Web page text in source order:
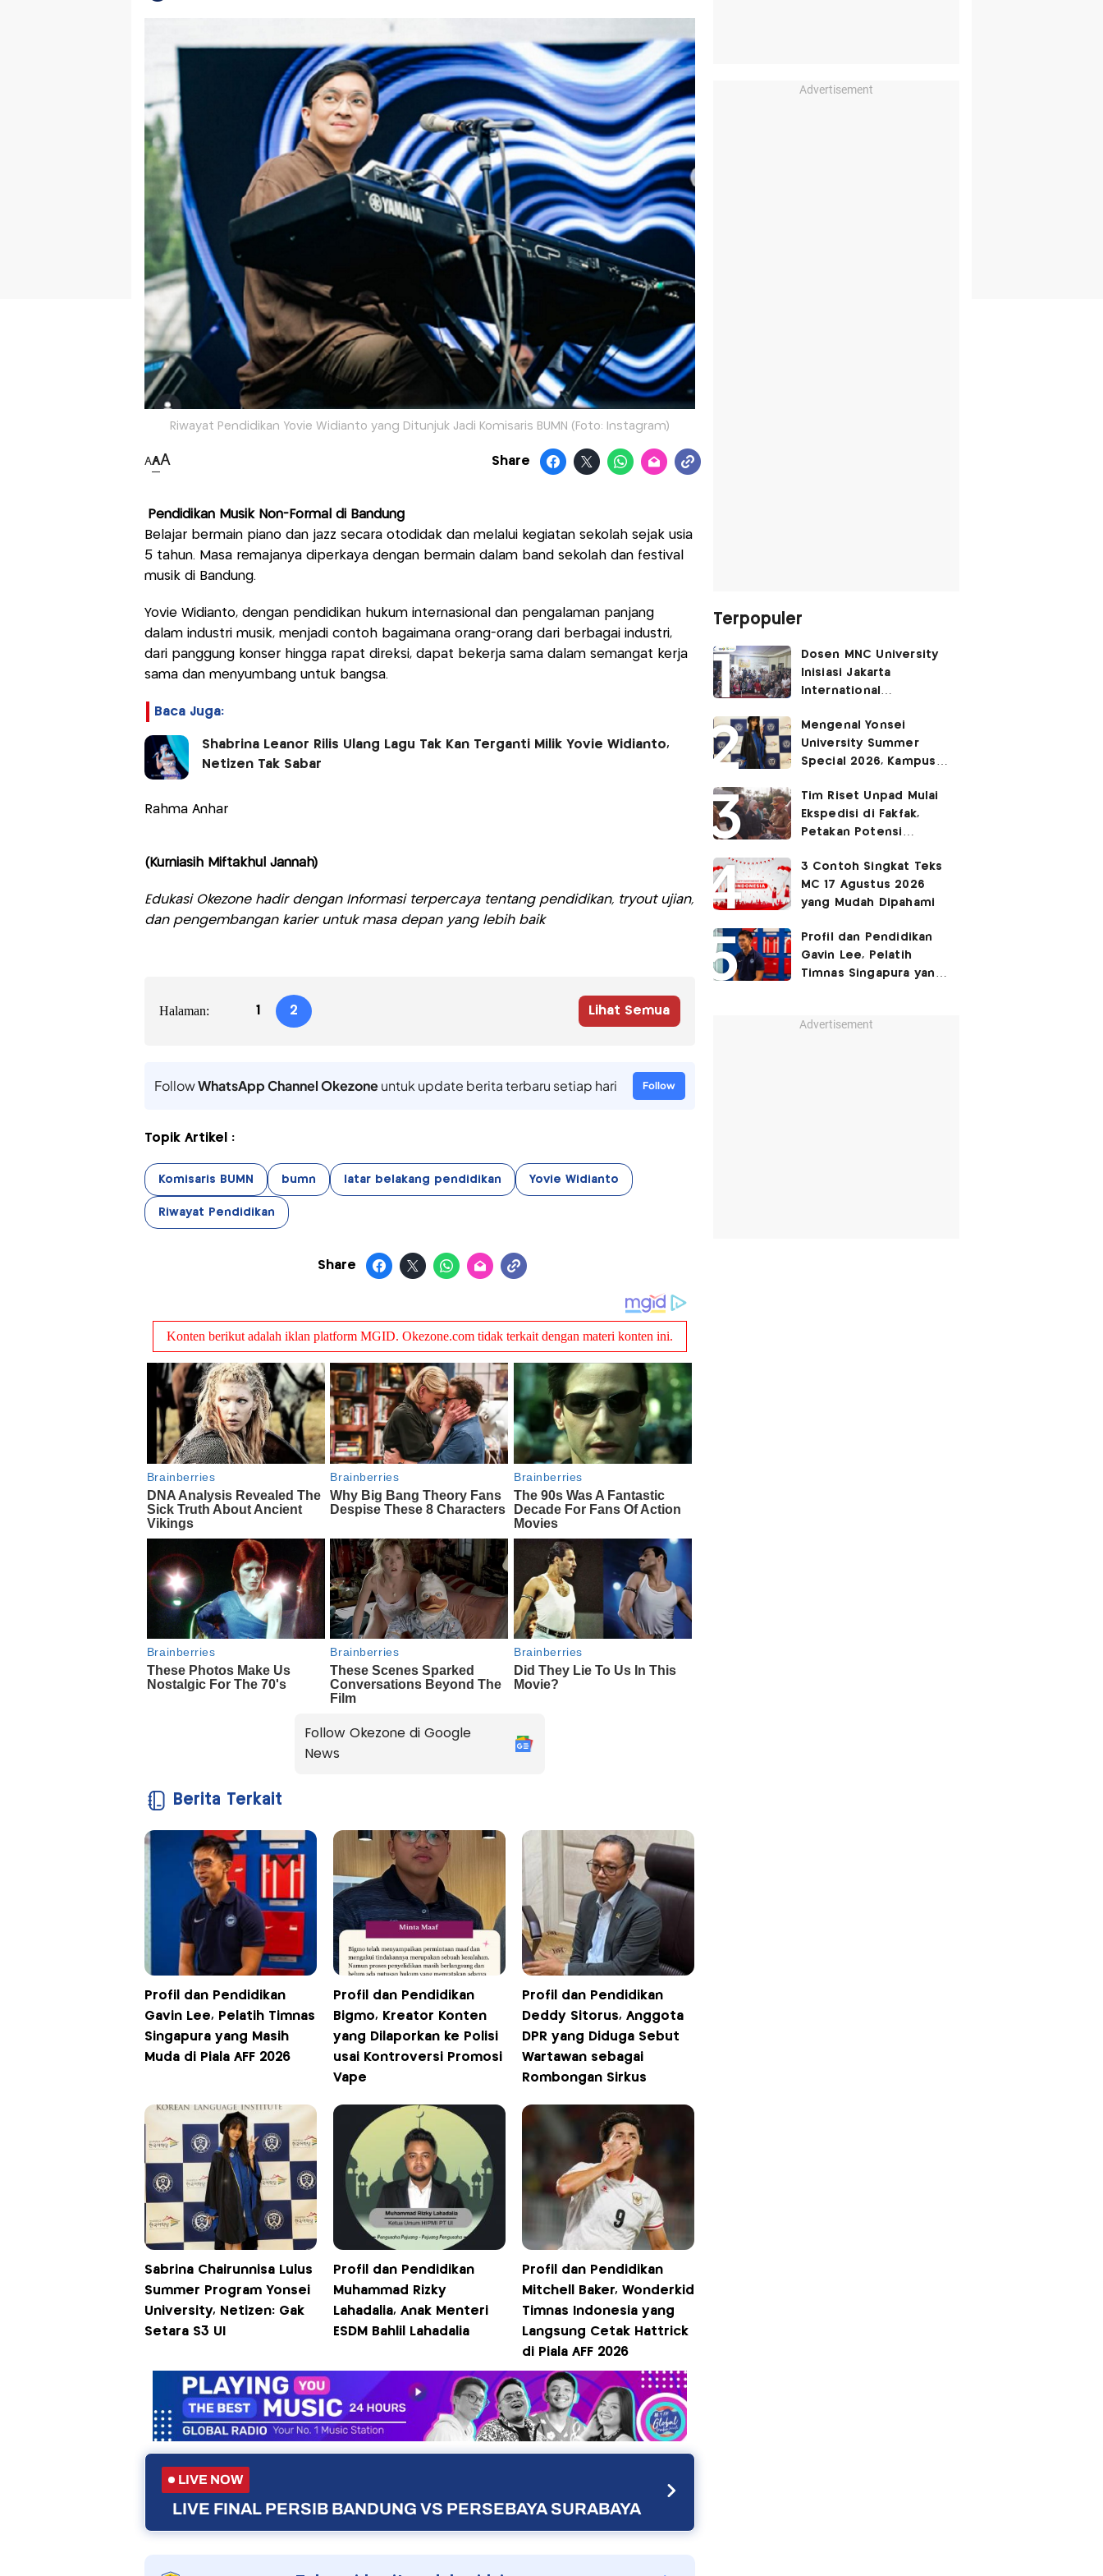
Riwayat Pendidikan Yovie Widianto yang Ditunjuk Jadi Komisaris BUMN (Foto: Instagram)
AAA Share
Pendidikan Musik Non-Formal di Bandung
Belajar bermain piano dan jazz secara otodidak dan melalui kegiatan sekolah sejak usia
5 tahun. Masa remajanya diperkaya dengan bermain dalam band sekolah dan festival
musik di Bandung.
Yovie Widianto, dengan pendidikan hukum internasional dan pengalaman panjang
dalam industri musik, menjadi contoh bagaimana orang-orang dari berbagai industri,
dari panggung konser hingga rapat direksi, dapat bekerja sama dalam semangat kerja
sama dan menyumbang untuk bangsa.
Baca Juga:
Shabrina Leanor Rilis Ulang Lagu Tak Kan Terganti Milik Yovie Widianto,
Netizen Tak Sabar
Rahma Anhar
(Kurniasih Miftakhul Jannah)
Edukasi Okezone hadir dengan Informasi terpercaya tentang pendidikan, tryout ujian,
dan pengembangan karier untuk masa depan yang lebih baik
Halaman: 1 2 Lihat Semua
FollowWhatsApp Channel Okezoneuntuk update berita terbaru setiap hari Follow
Topik Artikel :
Komisaris BUMN bumn latar belakang pendidikan Yovie Widianto
Riwayat Pendidikan
Share
Follow Okezone di Google
News
Berita Terkait
Profil dan Pendidikan
Gavin Lee, Pelatih Timnas
Singapura yang Masih
Muda di Piala AFF 2026
Profil dan Pendidikan
Bigmo, Kreator Konten
yang Dilaporkan ke Polisi
usai Kontroversi Promosi
Vape
Profil dan Pendidikan
Deddy Sitorus, Anggota
DPR yang Diduga Sebut
Wartawan sebagai
Rombongan Sirkus
Sabrina Chairunnisa Lulus
Summer Program Yonsei
University, Netizen: Gak
Setara S3 UI
Profil dan Pendidikan
Muhammad Rizky
Lahadalia, Anak Menteri
ESDM Bahlil Lahadalia
Profil dan Pendidikan
Mitchell Baker, Wonderkid
Timnas Indonesia yang
Langsung Cetak Hattrick
di Piala AFF 2026
LIVE NOW
LIVE FINAL PERSIB BANDUNG VS PERSEBAYA SURABAYA
Advertisement
Terpopuler
Dosen MNC University
Inisiasi Jakarta
International
Festival 2026, Hidupkan
Ruang Kota Melalui Seni
Pertunjukan
Mengenal Yonsei
University Summer
Special 2026, Kampus
yang Disebut Netizen
Tak Setara S3 UI
Tim Riset Unpad Mulai
Ekspedisi di Fakfak,
Petakan Potensi
Bomberay–Tomage
3 Contoh Singkat Teks
MC 17 Agustus 2026
yang Mudah Dipahami
Profil dan Pendidikan
Gavin Lee, Pelatih
Timnas Singapura yang
Advertisement